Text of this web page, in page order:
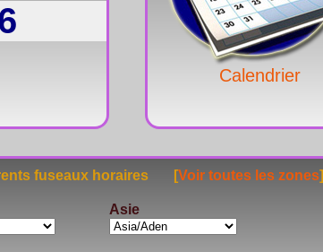
Calendrier
fuseaux horaires [Voir toutes les zones]
Asie